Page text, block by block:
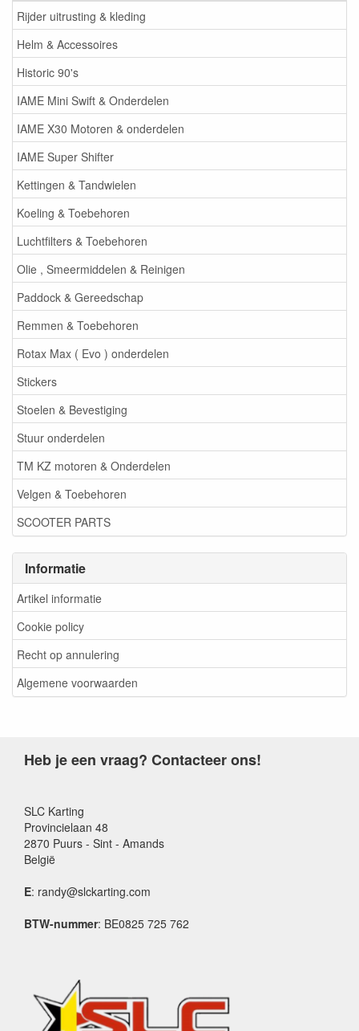
Rijder uitrusting & kleding
Helm & Accessoires
Historic 90's
IAME Mini Swift & Onderdelen
IAME X30 Motoren & onderdelen
IAME Super Shifter
Kettingen & Tandwielen
Koeling & Toebehoren
Luchtfilters & Toebehoren
Olie , Smeermiddelen & Reinigen
Paddock & Gereedschap
Remmen & Toebehoren
Rotax Max ( Evo ) onderdelen
Stickers
Stoelen & Bevestiging
Stuur onderdelen
TM KZ motoren & Onderdelen
Velgen & Toebehoren
SCOOTER PARTS
Informatie
Artikel informatie
Cookie policy
Recht op annulering
Algemene voorwaarden
Heb je een vraag? Contacteer ons!
SLC Karting
Provincielaan 48
2870 Puurs - Sint - Amands
België
E: randy@slckarting.com
BTW-nummer: BE0825 725 762